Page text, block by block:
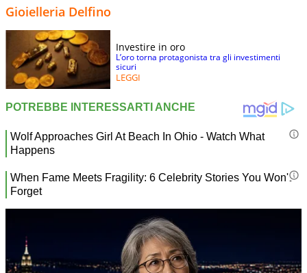
Gioielleria Delfino
Investire in oro
L’oro torna protagonista tra gli investimenti
sicuri
LEGGI